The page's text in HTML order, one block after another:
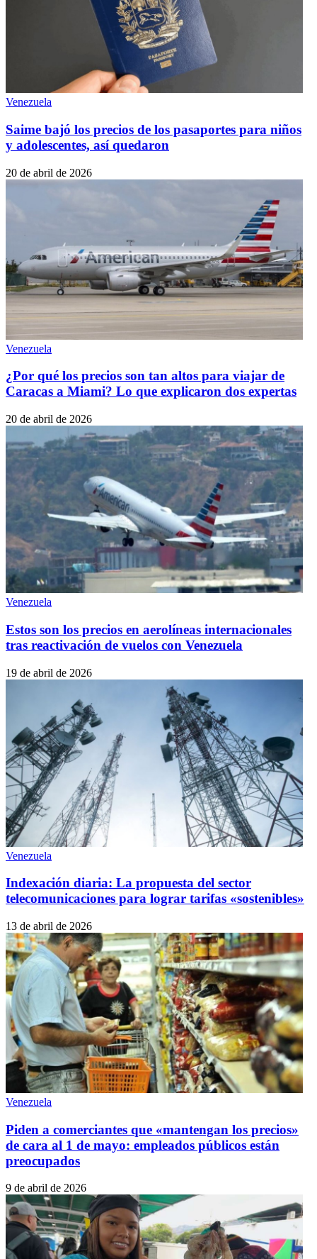
Venezuela
Saime bajó los precios de los pasaportes para niños
y adolescentes, así quedaron
20 de abril de 2026
Venezuela
¿Por qué los precios son tan altos para viajar de
Caracas a Miami? Lo que explicaron dos expertas
20 de abril de 2026
Venezuela
Estos son los precios en aerolíneas internacionales
tras reactivación de vuelos con Venezuela
19 de abril de 2026
Venezuela
Indexación diaria: La propuesta del sector
telecomunicaciones para lograr tarifas «sostenibles»
13 de abril de 2026
Venezuela
Piden a comerciantes que «mantengan los precios»
de cara al 1 de mayo: empleados públicos están
preocupados
9 de abril de 2026